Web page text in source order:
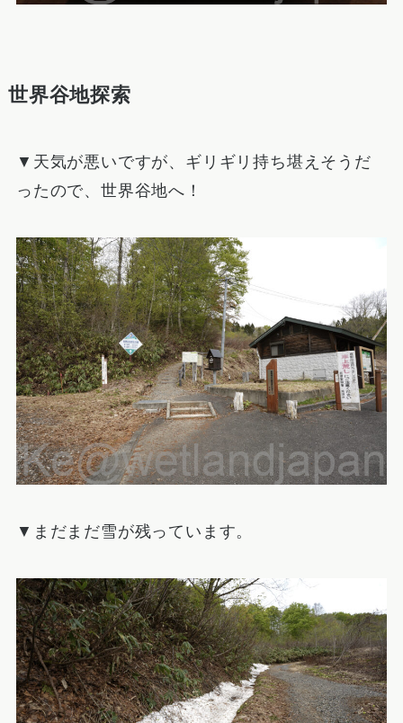
世界谷地探索
▼天気が悪いですが、ギリギリ持ち堪えそうだ
ったので、世界谷地へ！
▼まだまだ雪が残っています。